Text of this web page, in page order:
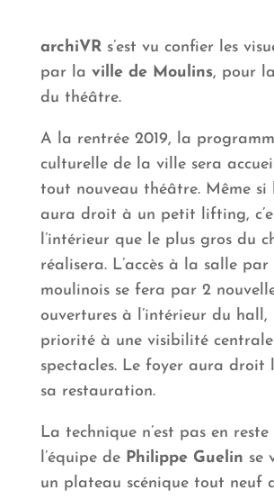
archiVRs’est vu confier les
par la ville de Moulins, pour
du théâtre.
A la rentrée 2019, la
culturelle de la ville sera
tout nouveau théâtre. Même si
aura droit à un petit lifting,
l’intérieur que le plus gros du
réalisera. L’accès à la salle
moulinois se fera par 2
ouvertures à l’intérieur du
priorité à une visibilité centrale
spectacles. Le foyer aura droit
sa restauration.
La technique n’est pas en reste
l’équipe de Philippe Guelin se
un plateau scénique tout neuf